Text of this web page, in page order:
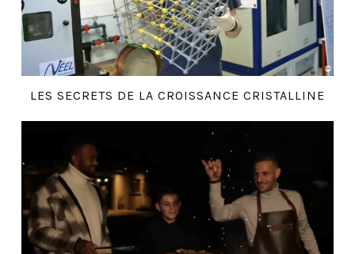
LES SECRETS DE LA CROISSANCE CRISTALLINE